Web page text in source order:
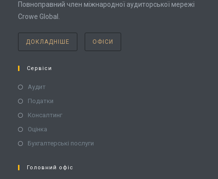
Повноправний член міжнародної аудиторської мережі
Crowe Global.
ДОКЛАДНІШЕ ОФІСИ
Сервіси
Аудит
Податки
Консалтинг
Оцінка
Бухгалтерські послуги
Головний офіс